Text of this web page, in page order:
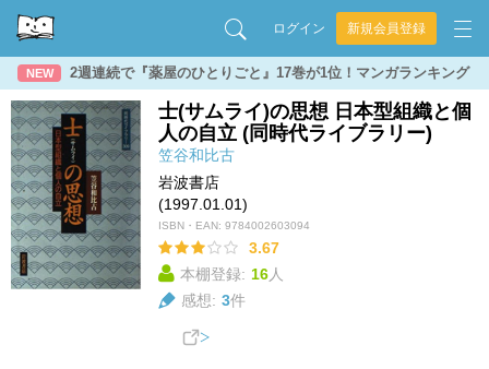
ログイン 新規会員登録
NEW 2週連続で『薬屋のひとりごと』17巻が1位！マンガランキング
士(サムライ)の思想 日本型組織と個
人の自立 (同時代ライブラリー)
笠谷和比古
岩波書店
(1997.01.01)
ISBN・EAN: 9784002603094
3.67
本棚登録: 16人
感想: 3件